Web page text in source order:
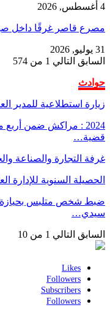
4 أغسطس, 2026
مصرع قاصر غرقًا داخل
31 يوليو, 2026
السابق التالي 1 من 574
حوادث
زيارة استطلاعية للمدير
قضية…
غرفة التجارة والصناعة
الحصيلة السنوية للإدارة
ضبط شخص متلبس بحيازة
سيدي…
السابق التالي 1 من 10
Likes
Followers
Subscribers
Followers